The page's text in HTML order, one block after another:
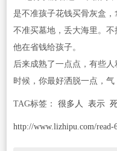
是不准孩子花钱买骨灰盒，
不准买墓地，丢大海里。
他在省钱给孩子。
后来成熟了一点点，有些
时候，你最好洒脱一点，气
TAG标签： 很多人 表示
http://www.lizhipu.com/read-